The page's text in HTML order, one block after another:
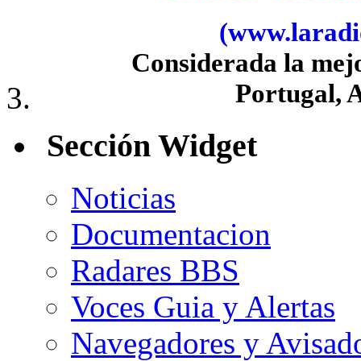
Considerada la
Portugal,
Sección Widget
Noticias
Documentacion
Radares BBS
Voces Guia y Alertas
Navegadores y